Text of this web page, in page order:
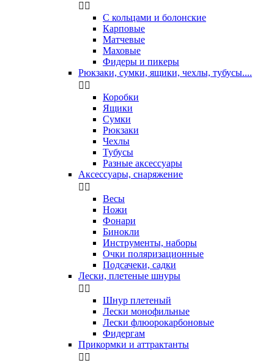
 
С кольцами и болонские
Карповые
Матчевые
Маховые
Фидеры и пикеры
Рюкзаки, сумки, ящики, чехлы, тубусы....
 
Коробки
Ящики
Сумки
Рюкзаки
Чехлы
Тубусы
Разные аксессуары
Аксессуары, снаряжение
 
Весы
Ножи
Фонари
Бинокли
Инструменты, наборы
Очки поляризационные
Подсачеки, садки
Лески, плетеные шнуры
 
Шнур плетеный
Лески монофильные
Лески флюорокарбоновые
Фидергам
Прикормки и аттрактанты
 